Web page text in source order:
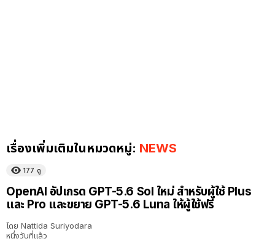
เรื่องเพิ่มเติมในหมวดหมู่: NEWS
177 ดู
OpenAI อัปเกรด GPT-5.6 Sol ใหม่ สำหรับผู้ใช้ Plus
และ Pro และขยาย GPT-5.6 Luna ให้ผู้ใช้ฟรี
โดย Nattida Suriyodara
หนึ่งวันที่แล้ว